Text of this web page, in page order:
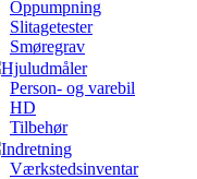
Oppumpning
Slitagetester
Smøregrav
Hjuludmåler
Person- og varebil
HD
Tilbehør
Indretning
Værkstedsinventar